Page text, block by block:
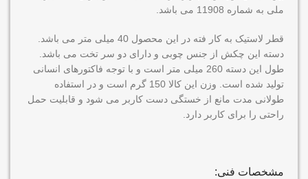
ملی به شماره 11908 می باشد.
قطر لاستیک به کار فته در این محصول 40 میلی متر می باشد.
دسته این چکش از جنس چوبی و دارای دو سر تخت می باشد.
طول این دسته 260 میلی متر است و با توجه فاکتورهای انسانی
تولید شده است. وزن این کالا 150 گرم است و در استفاده
طولانی مدت مانع از خستگی دست کاربر می شود و قابلیت حمل
راحتی را برای کاربر دارد.
مشخصات فنی: